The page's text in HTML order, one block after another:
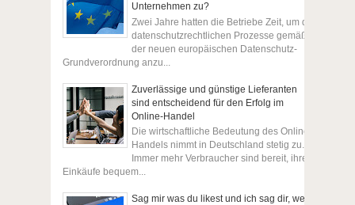
Unternehmen zu?
Zwei Jahre hatten die Betriebe Zeit, um die
datenschutzrechtlichen Prozesse gemäß
der neuen europäischen Datenschutz-
Grundverordnung anzu...
Zuverlässige und günstige Lieferanten
sind entscheidend für den Erfolg im
Online-Handel
Die wirtschaftliche Bedeutung des Online-
Handels nimmt in Deutschland stetig zu.
Immer mehr Verbraucher sind bereit, ihre
Einkäufe bequem...
Sag mir was du likest und ich sag dir, wer